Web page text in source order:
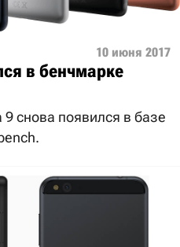
10 июня 2017
в бенчмарке
снова появился в базе